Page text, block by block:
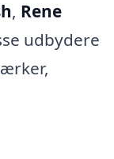
, Rene
udbydere